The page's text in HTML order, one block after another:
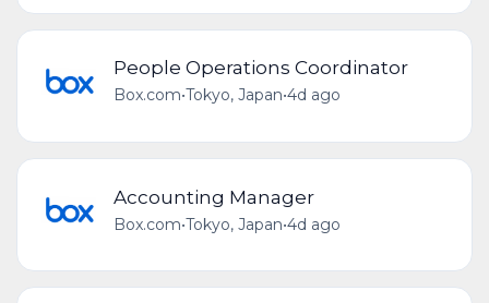
People Operations Coordinator
Box.com•Tokyo, Japan•4d ago
Accounting Manager
Box.com•Tokyo, Japan•4d ago